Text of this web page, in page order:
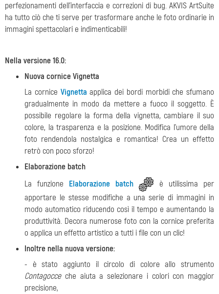
perfezionamenti dell'interfaccia e correzioni di bug. AKVIS ArtSuite
ha tutto ciò che ti serve per trasformare anche le foto ordinarie in
immagini spettacolari e indimenticabili!
Nella versione 16.0:
Nuova cornice Vignetta
La cornice Vignetta applica dei bordi morbidi che sfumano
gradualmente in modo da mettere a fuoco il soggetto. È
possibile regolare la forma della vignetta, cambiare il suo
colore, la trasparenza e la posizione. Modifica l'umore della
foto rendendola nostalgica e romantica! Crea un effetto
retrò con poco sforzo!
Elaborazione batch
La funzione Elaborazione batch
è utilissima per
apportare le stesse modifiche a una serie di immagini in
modo automatico riducendo così il tempo e aumentando la
produttività. Decora numerose foto con la cornice preferita
o applica un effetto artistico a tutti i file con un clic!
Inoltre nella nuova versione:
- è stato aggiunto il circolo di coloreallo strumento
Contagocceche aiuta a selezionare i colori con maggior
precisione,